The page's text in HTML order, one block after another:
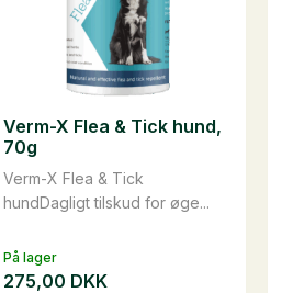
På lager
Verm-X Flea & Tick
hundDagligt tilskud for øge...
Verm-X Flea & Tick hund,
70g
275,00 DKK